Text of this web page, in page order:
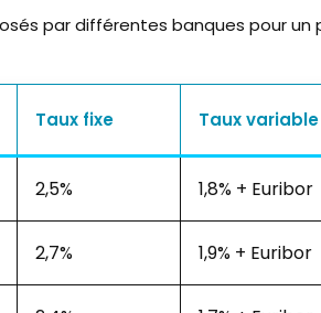
par différentes banques pour un
Taux fixe Taux variable
2,5% 1,8% + Euribor
2,7% 1,9% + Euribor